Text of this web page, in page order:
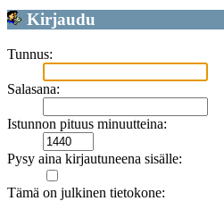
Kirjaudu
Tunnus:
Salasana:
Istunnon pituus minuutteina:
Pysy aina kirjautuneena sisälle:
Tämä on julkinen tietokone: